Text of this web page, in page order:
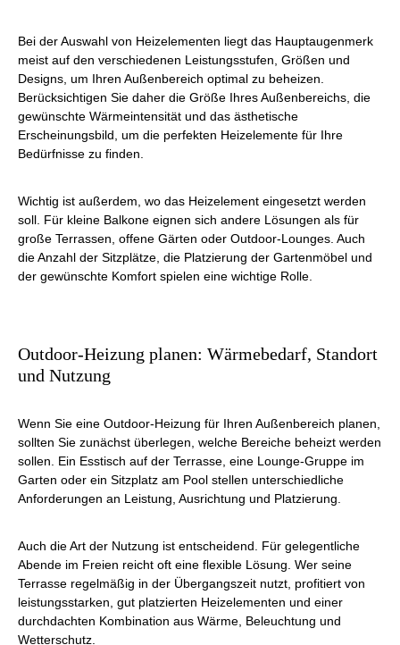
Bei der Auswahl von Heizelementen liegt das Hauptaugenmerk
meist auf den verschiedenen Leistungsstufen, Größen und
Designs, um Ihren Außenbereich optimal zu beheizen.
Berücksichtigen Sie daher die Größe Ihres Außenbereichs, die
gewünschte Wärmeintensität und das ästhetische
Erscheinungsbild, um die perfekten Heizelemente für Ihre
Bedürfnisse zu finden.
Wichtig ist außerdem, wo das Heizelement eingesetzt werden
soll. Für kleine Balkone eignen sich andere Lösungen als für
große Terrassen, offene Gärten oder Outdoor-Lounges. Auch
die Anzahl der Sitzplätze, die Platzierung der Gartenmöbel und
der gewünschte Komfort spielen eine wichtige Rolle.
Outdoor-Heizung planen: Wärmebedarf, Standort
und Nutzung
Wenn Sie eine Outdoor-Heizung für Ihren Außenbereich planen,
sollten Sie zunächst überlegen, welche Bereiche beheizt werden
sollen. Ein Esstisch auf der Terrasse, eine Lounge-Gruppe im
Garten oder ein Sitzplatz am Pool stellen unterschiedliche
Anforderungen an Leistung, Ausrichtung und Platzierung.
Auch die Art der Nutzung ist entscheidend. Für gelegentliche
Abende im Freien reicht oft eine flexible Lösung. Wer seine
Terrasse regelmäßig in der Übergangszeit nutzt, profitiert von
leistungsstarken, gut platzierten Heizelementen und einer
durchdachten Kombination aus Wärme, Beleuchtung und
Wetterschutz.